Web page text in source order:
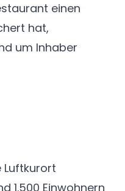
einen
hat,
um Inhaber
Luftkurort
1.500 Einwohnern